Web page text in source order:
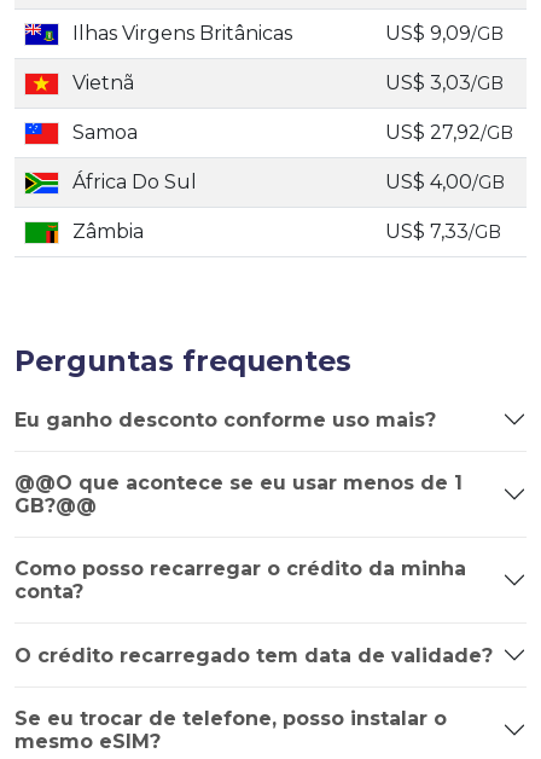
Ilhas Virgens Britânicas US$ 9,09/GB
Vietnã US$ 3,03/GB
Samoa US$ 27,92/GB
África Do Sul US$ 4,00/GB
Zâmbia US$ 7,33/GB
Perguntas frequentes
Eu ganho desconto conforme uso mais?
@@O que acontece se eu usar menos de 1
GB?@@
Como posso recarregar o crédito da minha
conta?
O crédito recarregado tem data de validade?
Se eu trocar de telefone, posso instalar o
mesmo eSIM?